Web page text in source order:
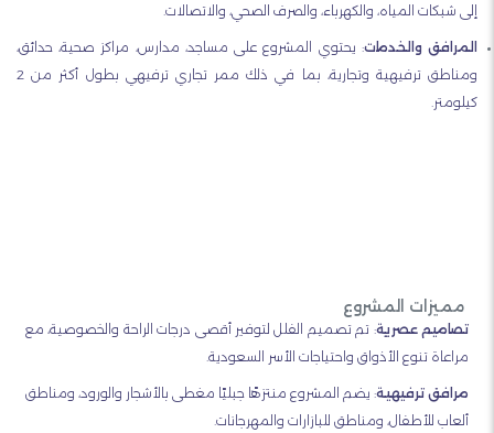
إلى شبكات المياه، والكهرباء، والصرف الصحي، والاتصالات.
المرافق والخدمات: يحتوي المشروع على مساجد، مدارس، مراكز صحية، حدائق،
ومناطق ترفيهية وتجارية، بما في ذلك ممر تجاري ترفيهي بطول أكثر من 2
كيلومتر.
مميزات المشروع
تصاميم عصرية: تم تصميم الفلل لتوفير أقصى درجات الراحة والخصوصية، مع
مراعاة تنوع الأذواق واحتياجات الأسر السعودية.
مرافق ترفيهية: يضم المشروع منتزهًا جبليًا مغطى بالأشجار والورود، ومناطق
ألعاب للأطفال، ومناطق للبازارات والمهرجانات.